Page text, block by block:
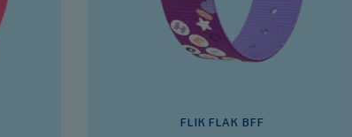
FLIK FLAK BFF